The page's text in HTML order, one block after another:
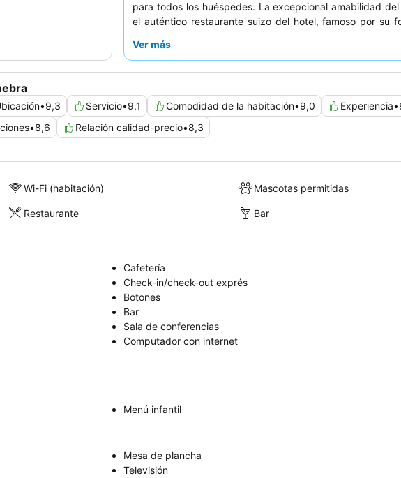
para todos los huéspedes. La excepcional amabilidad
el auténtico restaurante suizo del hotel, famoso por su
experiencia realmente inmersiva, considere una habitación
Ver más
•9,3 Servicio•9,1 Comodidad de la habitación•9,0 Experiencia•
•8,6 Relación calidad-precio•8,3
Wi-Fi (habitación) Mascotas permitidas
Restaurante
Bar
Cafetería
Check-in/check-out exprés
Botones
Bar
Sala de conferencias
Computador con internet
Menú infantil
Mesa de plancha
Televisión